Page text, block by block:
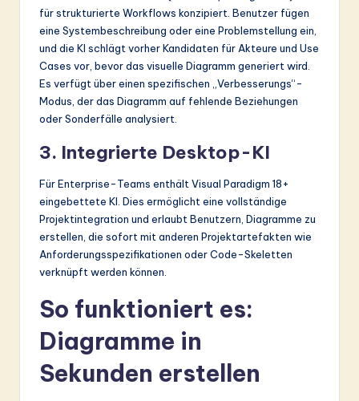
für strukturierte Workflows konzipiert. Benutzer fügen
eine Systembeschreibung oder eine Problemstellung ein,
und die KI schlägt vorher Kandidaten für Akteure und Use
Cases vor, bevor das visuelle Diagramm generiert wird.
Es verfügt über einen spezifischen „Verbesserungs“-
Modus, der das Diagramm auf fehlende Beziehungen
oder Sonderfälle analysiert.
3. Integrierte Desktop-KI
Für Enterprise-Teams enthält Visual Paradigm 18+
eingebettete KI. Dies ermöglicht eine vollständige
Projektintegration und erlaubt Benutzern, Diagramme zu
erstellen, die sofort mit anderen Projektartefakten wie
Anforderungsspezifikationen oder Code-Skeletten
verknüpft werden können.
So funktioniert es:
Diagramme in
Sekunden erstellen